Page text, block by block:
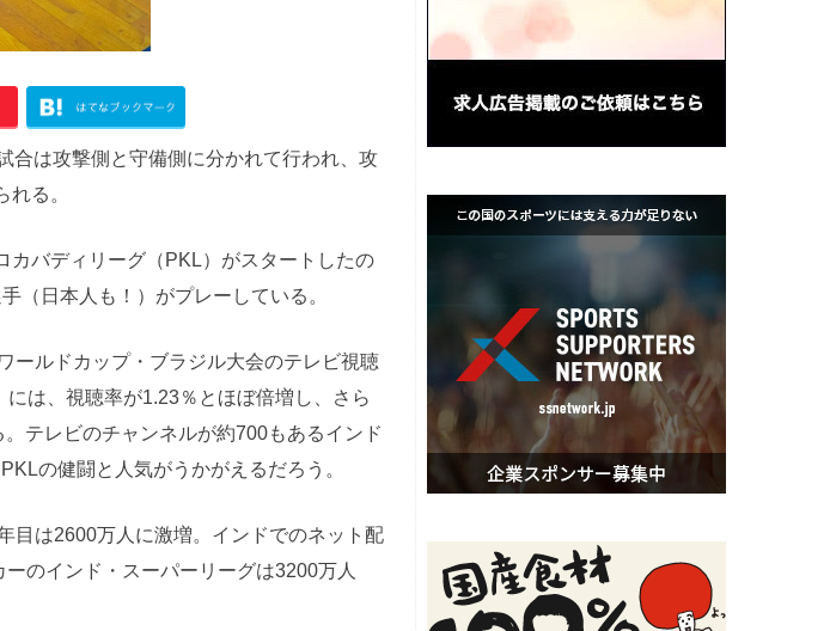
は攻撃側と守備側に分かれて行われ、攻
る。
バディリーグ（PKL）がスタートしたの
（日本人も！）がプレーしている。
ルドカップ・ブラジル大会のテレビ視聴
は、視聴率が1.23％とほぼ倍増し、さら
テレビのチャンネルが約700もあるインド
の健闘と人気がうかがえるだろう。
は2600万人に激増。インドでのネット配
のインド・スーパーリーグは3200万人